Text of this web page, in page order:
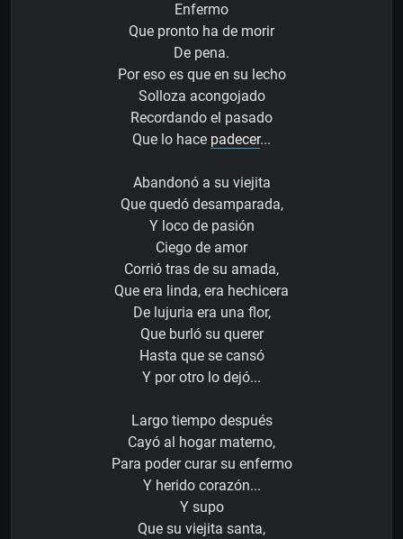
Enfermo
Que pronto ha de morir
De pena.
Por eso es que en su lecho
Solloza acongojado
Recordando el pasado
Que lo hace padecer...
Abandonó a su viejita
Que quedó desamparada,
Y loco de pasión
Ciego de amor
Corrió tras de su amada,
Que era linda, era hechicera
De lujuria era una flor,
Que burló su querer
Hasta que se cansó
Y por otro lo dejó...
Largo tiempo después
Cayó al hogar materno,
Para poder curar su enfermo
Y herido corazón...
Y supo
Que su viejita santa,